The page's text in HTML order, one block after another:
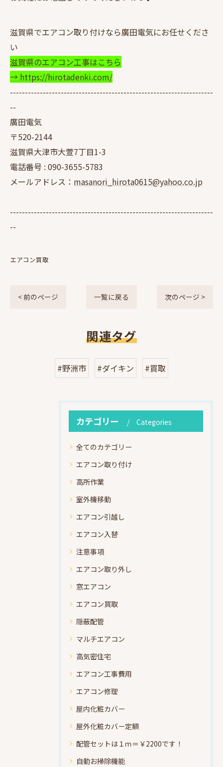
滋賀県でエアコン取り付けなら廣田電気にお任せくださ
い
滋賀県のエアコン工事はこちら
→ https://hirotadenki.com/
--------------------------------------------------------------------
--
廣田電気
〒520-2144
滋賀県大津市大萱7丁目1-3
電話番号 : 090-3655-5783
メールアドレス： masanori_hirota0615@yahoo.co.jp
--------------------------------------------------------------------
--
エアコン買取
< 前のページ 一覧に戻る 次のページ >
関連タグ
#野洲市 #ダイキン #買取
カテゴリー Categories
全てのカテゴリー
エアコン取り付け
高所作業
室外機移動
エアコン引越し
エアコン入替
注意事項
エアコン取り外し
窓エアコン
エアコン買取
隠蔽配管
マルチエアコン
高気密住宅
エアコン工事費用
エアコン修理
屋内化粧カバー
屋外化粧カバー定額
配管セットは１ｍ＝￥2200です！
自動お掃除機能